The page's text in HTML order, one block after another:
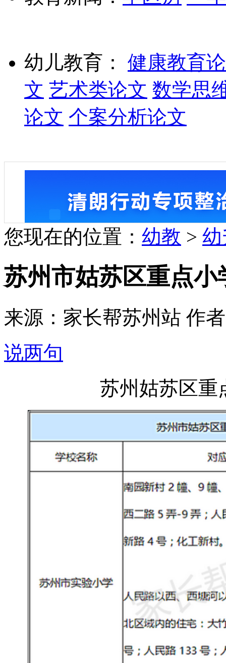
幼儿教育：
健康教育
文 艺术类论文 数学思
论文 个案分析论文
您现在的位置： 幼教 >
苏州市姑苏区重点
来源：家长帮苏州站 作
说两句
苏州姑苏区重